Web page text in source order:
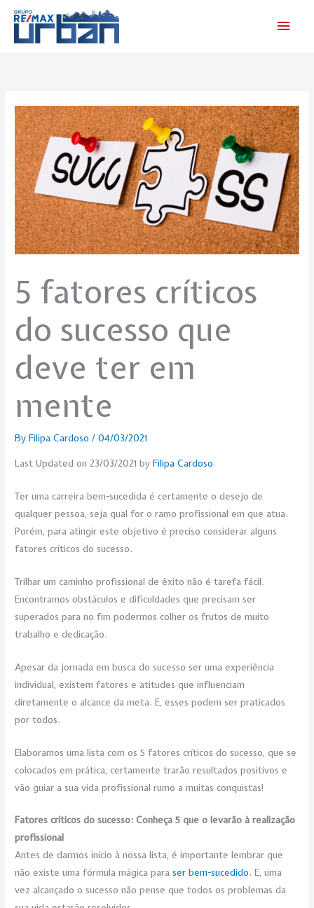
Skip
content
5 fatores críticos
do sucesso que
deve ter em
mente
ByFilipa Cardoso/04/03/2021
Last Updated on 23/03/2021 byFilipa Cardoso
Ter uma carreira bem-sucedida é certamente o desejo de
qualquer pessoa, seja qual for o ramo profissional em que atua.
Porém, para atingir este objetivo é preciso considerar alguns
fatores críticos do sucesso.
Trilhar um caminho profissional de êxito não é tarefa fácil.
Encontramos obstáculos e dificuldades que precisam ser
superados para no fim podermos colher os frutos de muito
trabalho e dedicação.
Apesar da jornada em busca do sucesso ser uma experiência
individual, existem fatores e atitudes que influenciam
diretamente o alcance da meta. E, esses podem ser praticados
por todos.
Elaboramos uma lista com os 5 fatores críticos do sucesso, que se
colocados em prática, certamente trarão resultados positivos e
vão guiar a sua vida profissional rumo a muitas conquistas!
Fatores críticos do sucesso: Conheça 5 que o levarão à realização
profissional
Antes de darmos início à nossa lista, é importante lembrar que
não existe uma fórmula mágica paraser bem-sucedido. E, uma
vez alcançado o sucesso não pense que todos os problemas da